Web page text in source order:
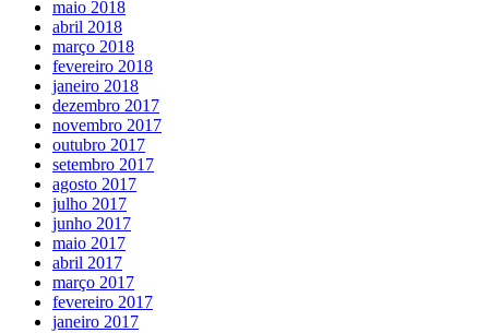
maio 2018
abril 2018
março 2018
fevereiro 2018
janeiro 2018
dezembro 2017
novembro 2017
outubro 2017
setembro 2017
agosto 2017
julho 2017
junho 2017
maio 2017
abril 2017
março 2017
fevereiro 2017
janeiro 2017